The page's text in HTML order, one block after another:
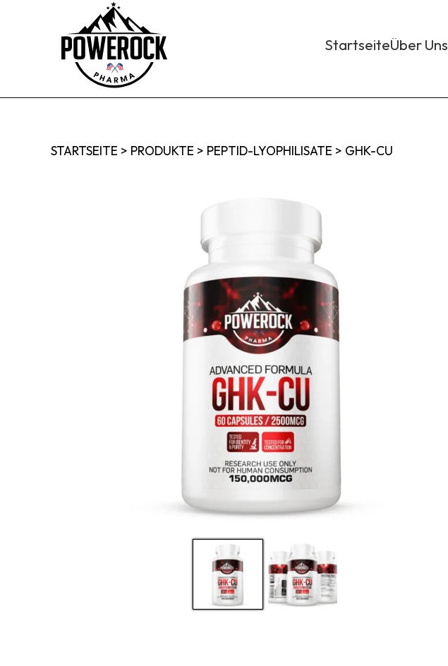
StartseiteÜber Uns
STARTSEITE > PRODUKTE > PEPTID-LYOPHILISATE > GHK-CU